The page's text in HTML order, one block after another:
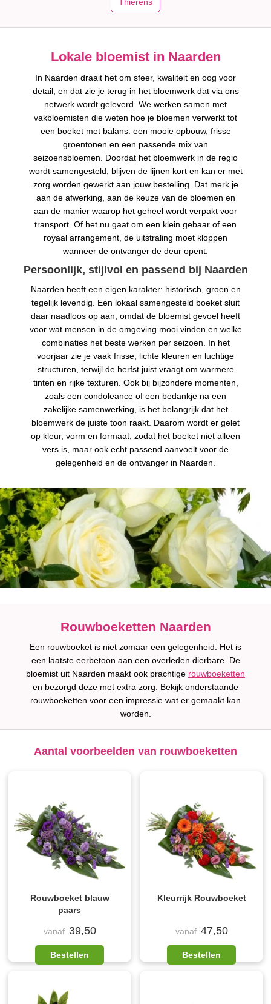
Lokale bloemist in Naarden
In Naarden draait het om sfeer, kwaliteit en oog voor
detail, en dat zie je terug in het bloemwerk dat via ons
netwerk wordt geleverd. We werken samen met
vakbloemisten die weten hoe je bloemen verwerkt tot
een boeket met balans: een mooie opbouw, frisse
groentonen en een passende mix van
seizoensbloemen. Doordat het bloemwerk in de regio
wordt samengesteld, blijven de lijnen kort en kan er met
zorg worden gewerkt aan jouw bestelling. Dat merk je
aan de afwerking, aan de keuze van de bloemen en
aan de manier waarop het geheel wordt verpakt voor
transport. Of het nu gaat om een klein gebaar of een
royaal arrangement, de uitstraling moet kloppen
wanneer de ontvanger de deur opent.
Persoonlijk, stijlvol en passend bij Naarden
Naarden heeft een eigen karakter: historisch, groen en
tegelijk levendig. Een lokaal samengesteld boeket sluit
daar naadloos op aan, omdat de bloemist gevoel heeft
voor wat mensen in de omgeving mooi vinden en welke
combinaties het beste werken per seizoen. In het
voorjaar zie je vaak frisse, lichte kleuren en luchtige
structuren, terwijl de herfst juist vraagt om warmere
tinten en rijke texturen. Ook bij bijzondere momenten,
zoals een condoleance of een bedankje na een
zakelijke samenwerking, is het belangrijk dat het
bloemwerk de juiste toon raakt. Daarom wordt er gelet
op kleur, vorm en formaat, zodat het boeket niet alleen
vers is, maar ook echt passend aanvoelt voor de
gelegenheid en de ontvanger in Naarden.
Rouwboeketten Naarden
Een rouwboeket is niet zomaar een gelegenheid. Het is
een laatste eerbetoon aan een overleden dierbare. De
bloemist uit Naarden maakt ook prachtige rouwboeketten
en bezorgd deze met extra zorg. Bekijk onderstaande
rouwboeketten voor een impressie wat er gemaakt kan
worden.
Aantal voorbeelden van rouwboeketten
Rouwboeket blauw
paars
vanaf 39,50
Bestellen
Kleurrijk Rouwboeket
vanaf 47,50
Bestellen